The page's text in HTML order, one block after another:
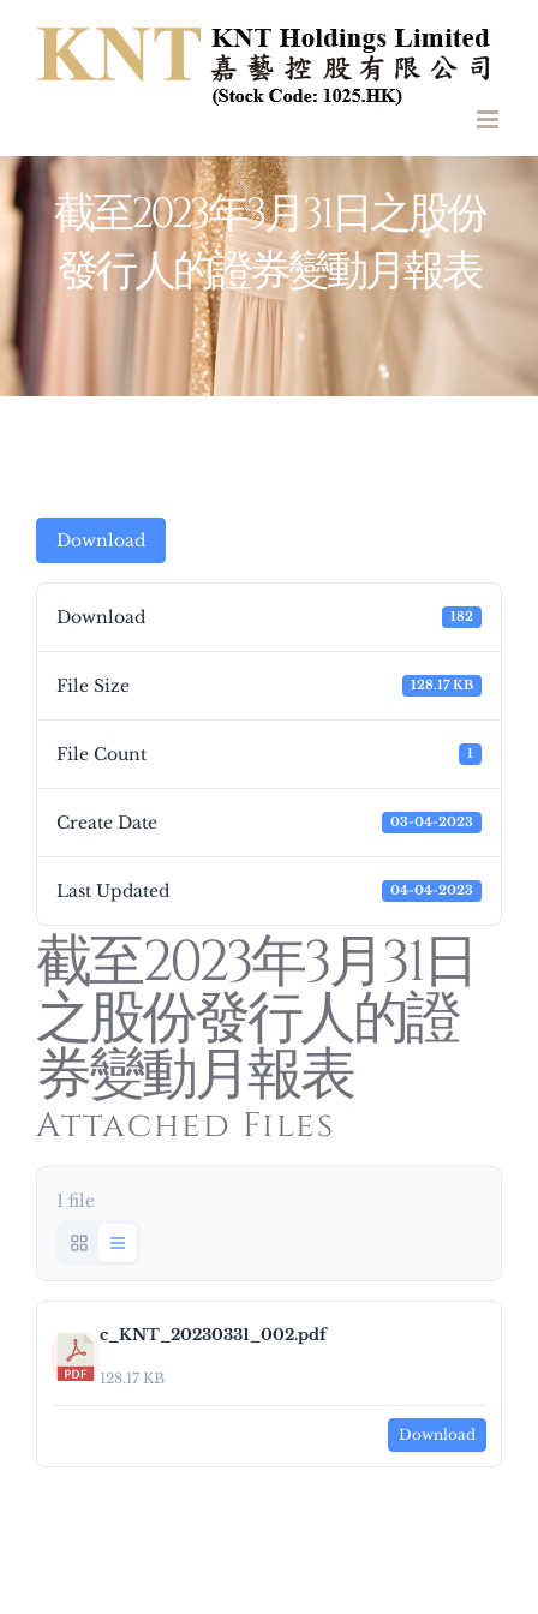
截至2023年3月31日之股份
發行人的證券變動月報表
Download
Download 182
File Size 128.17 KB
File Count 1
Create Date 03-04-2023
Last Updated 04-04-2023
截至2023年3月31日
之股份發行人的證
券變動月報表
Attached Files
1 file
c_KNT_20230331_002.pdf
128.17 KB
Download